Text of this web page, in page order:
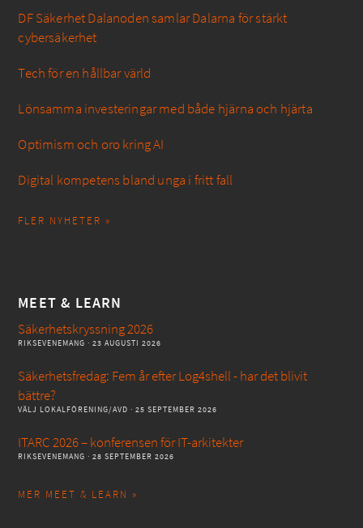
DF Säkerhet Dalanoden samlar Dalarna för stärkt
cybersäkerhet
Tech för en hållbar värld
Lönsamma investeringar med både hjärna och hjärta
Optimism och oro kring AI
Digital kompetens bland unga i fritt fall
FLER NYHETER »
MEET & LEARN
Säkerhetskryssning 2026
RIKSEVENEMANG · 23 AUGUSTI 2026
Säkerhetsfredag: Fem år efter Log4shell - har det blivit
bättre?
VÄLJ LOKALFÖRENING/AVD · 25 SEPTEMBER 2026
ITARC 2026 – konferensen för IT-arkitekter
RIKSEVENEMANG · 28 SEPTEMBER 2026
MER MEET & LEARN »